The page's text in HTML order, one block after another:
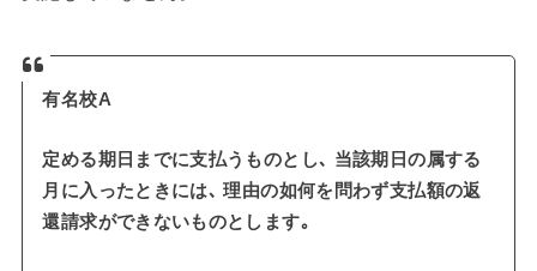
有名校A
定める期日までに支払うものとし､ 当該期日の属する
月に入ったときには､ 理由の如何を問わず支払額の返
還請求ができないものとします｡